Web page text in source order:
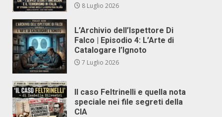
8 Luglio 2026
L’Archivio dell’Ispettore Di
Falco | Episodio 4: L’Arte di
Catalogare l’Ignoto
7 Luglio 2026
Il caso Feltrinelli e quella nota
speciale nei file segreti della
CIA